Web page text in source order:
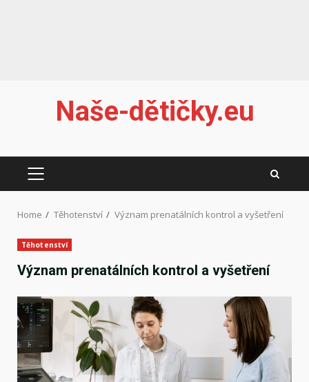
Naše-dětičky.eu
PRIMARY
Home Těhotenství Význam prenatálních kontrol a vyšetření
Těhotenství
Význam prenatálních kontrol a vyšetření